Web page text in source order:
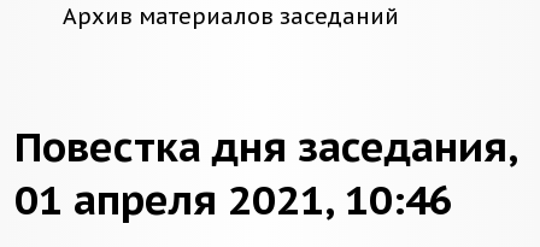
Архив материалов заседаний
Повестка дня заседания,
01 апреля 2021, 10:46